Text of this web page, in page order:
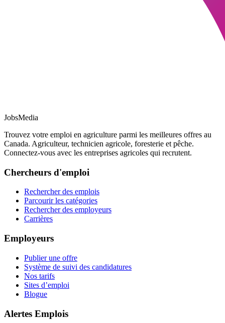
JobsMedia
Trouvez votre emploi en agriculture parmi les meilleures offres au
Canada. Agriculteur, technicien agricole, foresterie et pêche.
Connectez-vous avec les entreprises agricoles qui recrutent.
Chercheurs d'emploi
Rechercher des emplois
Parcourir les catégories
Rechercher des employeurs
Carrières
Employeurs
Publier une offre
Système de suivi des candidatures
Nos tarifs
Sites d’emploi
Blogue
Alertes Emplois